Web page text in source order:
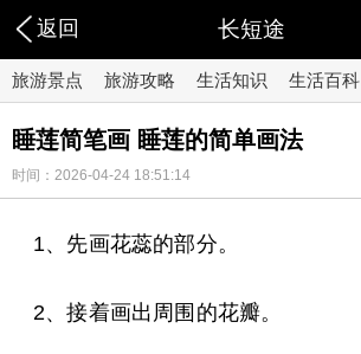
返回 长短途
旅游景点 旅游攻略 生活知识 生活百科
睡莲简笔画 睡莲的简单画法
时间：2026-04-24 18:51:14
1、先画花蕊的部分。
2、接着画出周围的花瓣。